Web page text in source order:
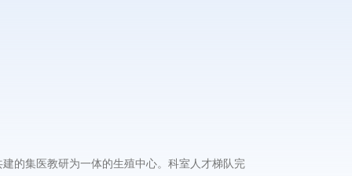
的集医教研为一体的生殖中心。科室人才梯队完